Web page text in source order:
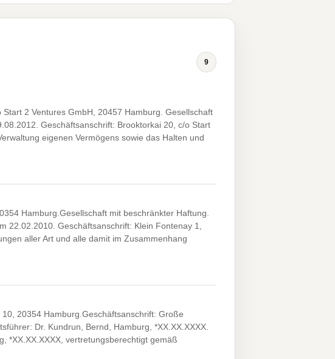
9
2 Ventures GmbH, 20457 Hamburg. Gesellschaft
Geschäftsanschrift: Brooktorkai 20, c/o Start
eigenen Vermögens sowie das Halten und
Hamburg.Gesellschaft mit beschränkter Haftung.
22.02.2010. Geschäftsanschrift: Klein Fontenay 1,
aller Art und alle damit im Zusammenhang
20354 Hamburg.Geschäftsanschrift: Große
Dr. Kundrun, Bernd, Hamburg, *XX.XX.XXXX.
*XX.XX.XXXX, vertretungsberechtigt gemäß